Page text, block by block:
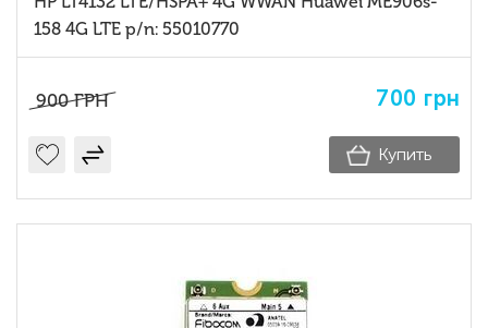
158 4G LTE p/n: 55010770
900 ГРН 700 грн
Купить